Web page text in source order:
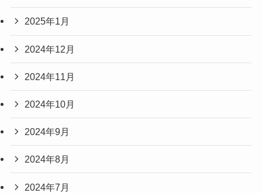
2025年1月
2024年12月
2024年11月
2024年10月
2024年9月
2024年8月
2024年7月